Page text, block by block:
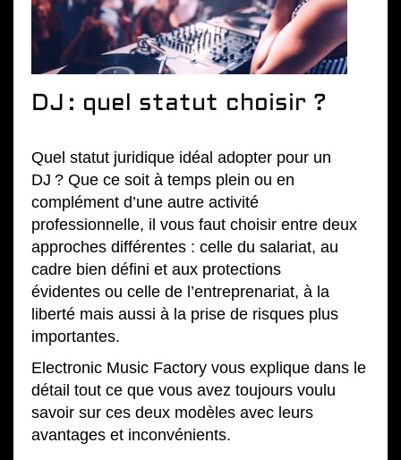
DJ : quel statut choisir ?
Quel statut juridique idéal adopter pour un
DJ ? Que ce soit à temps plein ou en
complément d’une autre activité
professionnelle, il vous faut choisir entre deux
approches différentes : celle du salariat, au
cadre bien défini et aux protections
évidentes ou celle de l’entreprenariat, à la
liberté mais aussi à la prise de risques plus
importantes.
Electronic Music Factory vous explique dans le
détail tout ce que vous avez toujours voulu
savoir sur ces deux modèles avec leurs
avantages et inconvénients.